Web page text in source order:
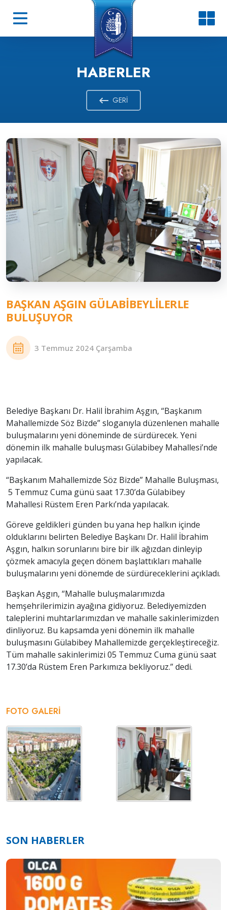
HABERLER
GERI
BAŞKAN AŞGIN GÜLABIBEYLILERLE
BULUŞUYOR
3 Temmuz 2024 Çarşamba
Belediye Başkanı Dr. Halil İbrahim Aşgın, “Başkanım
Mahallemizde Söz Bizde” sloganıyla düzenlenen mahalle
buluşmalarını yeni döneminde de sürdürecek. Yeni
dönemin ilk mahalle buluşması Gülabibey Mahallesi’nde
yapılacak.
“Başkanım Mahallemizde Söz Bizde” Mahalle Buluşması,
5 Temmuz Cuma günü saat 17.30’da Gülabibey
Mahallesi Rüstem Eren Parkı’nda yapılacak.
Göreve geldikleri günden bu yana hep halkın içinde
olduklarını belirten Belediye Başkanı Dr. Halil İbrahim
Aşgın, halkın sorunlarını bire bir ilk ağızdan dinleyip
çözmek amacıyla geçen dönem başlattıkları mahalle
buluşmalarını yeni dönemde de sürdüreceklerini açıkladı.
Başkan Aşgın, “Mahalle buluşmalarımızda
hemşehrilerimizin ayağına gidiyoruz. Belediyemizden
taleplerini muhtarlarımızdan ve mahalle sakinlerimizden
dinliyoruz. Bu kapsamda yeni dönemin ilk mahalle
buluşmasını Gülabibey Mahallemizde gerçekleştireceğiz.
Tüm mahalle sakinlerimizi 05 Temmuz Cuma günü saat
17.30’da Rüstem Eren Parkımıza bekliyoruz.” dedi.
FOTO GALERI
SON HABERLER